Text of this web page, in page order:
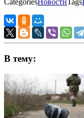
CategoriesНовостиTags
В тему: